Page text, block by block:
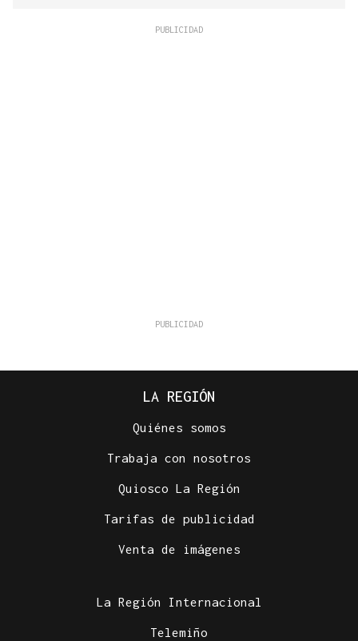
LA REGIÓN
Quiénes somos
Trabaja con nosotros
Quiosco La Región
Tarifas de publicidad
Venta de imágenes
La Región Internacional
Telemiño